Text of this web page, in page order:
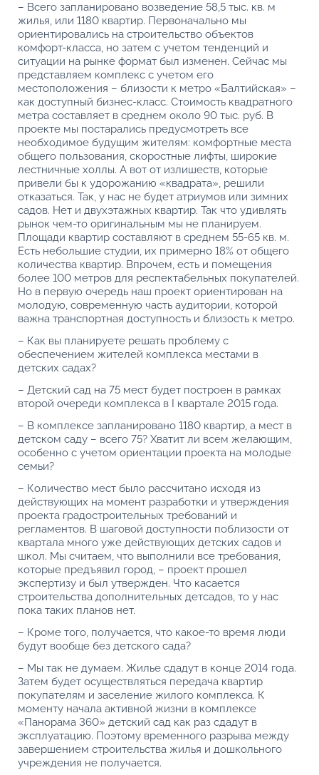
– Всего запланировано возведение 58,5 тыс. кв. м
жилья, или 1180 квартир. Первоначально мы
ориентировались на строительство объектов
комфорт-класса, но затем с учетом тенденций и
ситуации на рынке формат был изменен. Сейчас мы
представляем комплекс с учетом его
местоположения – близости к метро «Балтийская» –
как доступный бизнес-класс. Стоимость квадратного
метра составляет в среднем около 90 тыс. руб. В
проекте мы постарались предусмотреть все
необходимое будущим жителям: комфортные места
общего пользования, скоростные лифты, широкие
лестничные холлы. А вот от излишеств, которые
привели бы к удорожанию «квадрата», решили
отказаться. Так, у нас не будет атриумов или зимних
садов. Нет и двухэтажных квартир. Так что удивлять
рынок чем-то оригинальным мы не планируем.
Площади квартир составляют в среднем 55-65 кв. м.
Есть небольшие студии, их примерно 18% от общего
количества квартир. Впрочем, есть и помещения
более 100 метров для респектабельных покупателей.
Но в первую очередь наш проект ориентирован на
молодую, современную часть аудитории, которой
важна транспортная доступность и близость к метро.
– Как вы планируете решать проблему с
обеспечением жителей комплекса местами в
детских садах?
– Детский сад на 75 мест будет построен в рамках
второй очереди комплекса в I квартале 2015 года.
– В комплексе запланировано 1180 квартир, а мест в
детском саду – всего 75? Хватит ли всем желающим,
особенно с учетом ориентации проекта на молодые
семьи?
– Количество мест было рассчитано исходя из
действующих на момент разработки и утверждения
проекта градостроительных требований и
регламентов. В шаговой доступности поблизости от
квартала много уже действующих детских садов и
школ. Мы считаем, что выполнили все требования,
которые предъявил город, – проект прошел
экспертизу и был утвержден. Что касается
строительства дополнительных детсадов, то у нас
пока таких планов нет.
– Кроме того, получается, что какое-то время люди
будут вообще без детского сада?
– Мы так не думаем. Жилье сдадут в конце 2014 года.
Затем будет осуществляться передача квартир
покупателям и заселение жилого комплекса. К
моменту начала активной жизни в комплексе
«Панорама 360» детский сад как раз сдадут в
эксплуатацию. Поэтому временного разрыва между
завершением строительства жилья и дошкольного
учреждения не получается.